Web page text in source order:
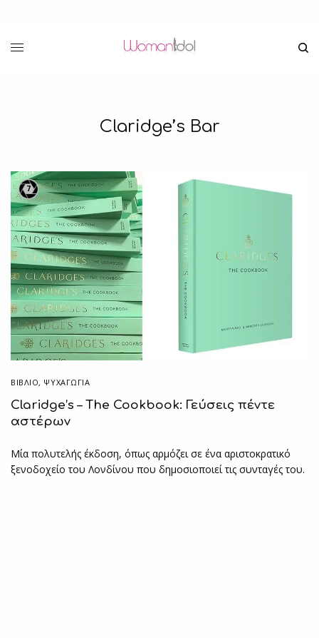
Claridge’s Bar
7
ΒΙΒΛΊΟ, ΨΥΧΑΓΩΓΙΑ
Claridge’s – The Cookbook: Γεύσεις πέντε
αστέρων
Μία πολυτελής έκδοση, όπως αρμόζει σε ένα αριστοκρατικό
ξενοδοχείο του Λονδίνου που δημοσιοποιεί τις συνταγές του.